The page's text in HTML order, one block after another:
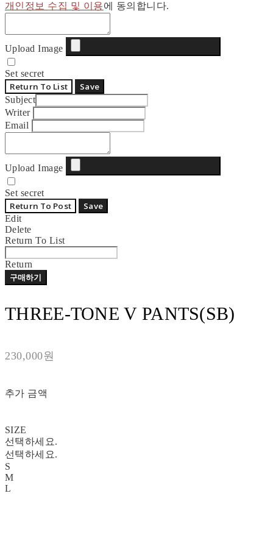
개인정보 수집 및 이용에 동의합니다.
Upload Image
Set secret
Return To List Save
Subject
Writer
Email
Upload Image
Set secret
Return To Post Save
Edit
Delete
Return To List
Return
구매하기
THREE-TONE V PANTS(SB)
230,000원
추가 금액
SIZE
선택하세요.
선택하세요.
S
M
L